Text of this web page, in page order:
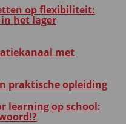
op flexibiliteit:
het lager
met
praktische opleiding
learning op school: